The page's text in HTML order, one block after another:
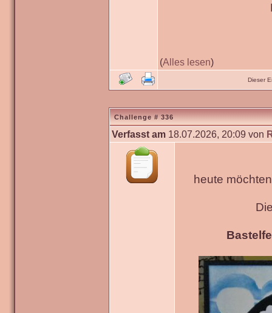
(Alles lesen)
Dieser
Challenge # 336
Verfasst am 18.07.2026, 20:09 von
heute